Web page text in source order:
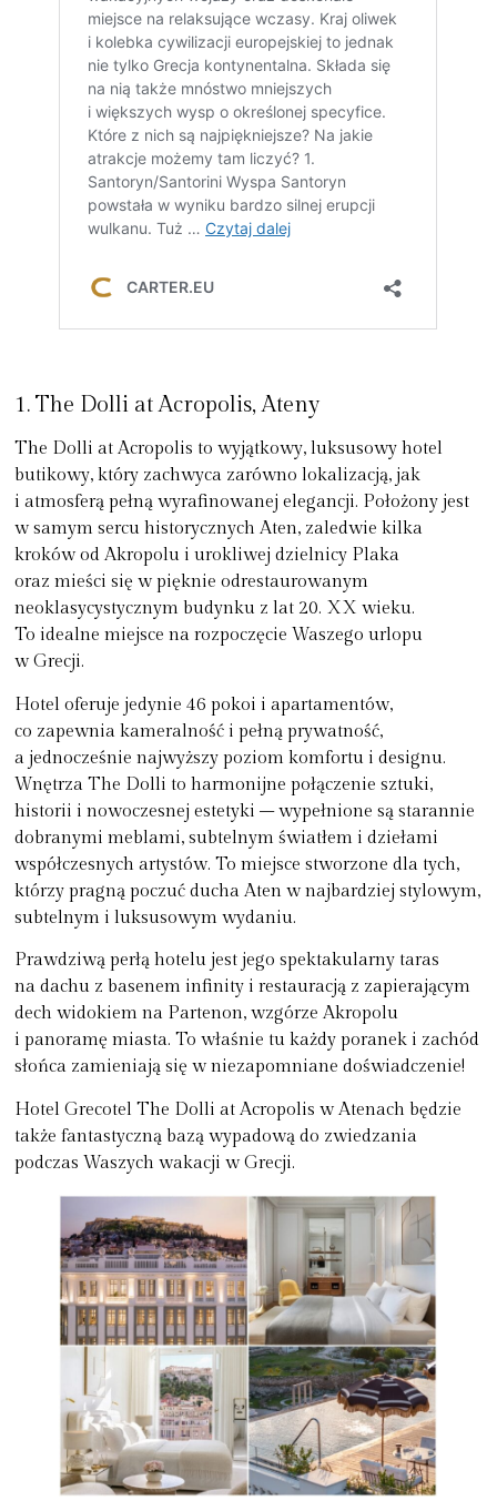
1. The Dolli at Acropolis, Ateny
The Dolli at Acropolis to wyjątkowy, luksusowy hotel
butikowy, który zachwyca zarówno lokalizacją, jak
i atmosferą pełną wyrafinowanej elegancji. Położony jest
w samym sercu historycznych Aten, zaledwie kilka
kroków od Akropolu i urokliwej dzielnicy Plaka
oraz mieści się w pięknie odrestaurowanym
neoklasycystycznym budynku z lat 20. XX wieku.
To idealne miejsce na rozpoczęcie Waszego urlopu
w Grecji.
Hotel oferuje jedynie 46 pokoi i apartamentów,
co zapewnia kameralność i pełną prywatność,
a jednocześnie najwyższy poziom komfortu i designu.
Wnętrza The Dolli to harmonijne połączenie sztuki,
historii i nowoczesnej estetyki – wypełnione są starannie
dobranymi meblami, subtelnym światłem i dziełami
współczesnych artystów. To miejsce stworzone dla tych,
którzy pragną poczuć ducha Aten w najbardziej stylowym,
subtelnym i luksusowym wydaniu.
Prawdziwą perłą hotelu jest jego spektakularny taras
na dachu z basenem infinity i restauracją z zapierającym
dech widokiem na Partenon, wzgórze Akropolu
i panoramę miasta. To właśnie tu każdy poranek i zachód
słońca zamieniają się w niezapomniane doświadczenie!
Hotel Grecotel The Dolli at Acropolis w Atenach będzie
także fantastyczną bazą wypadową do zwiedzania
podczas Waszych wakacji w Grecji.